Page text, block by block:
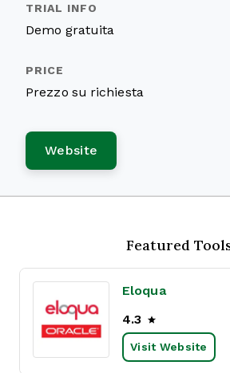
Demo gratuita
Prezzo su richiesta
Website
Featured
Eloqua
4.3
Visit Website